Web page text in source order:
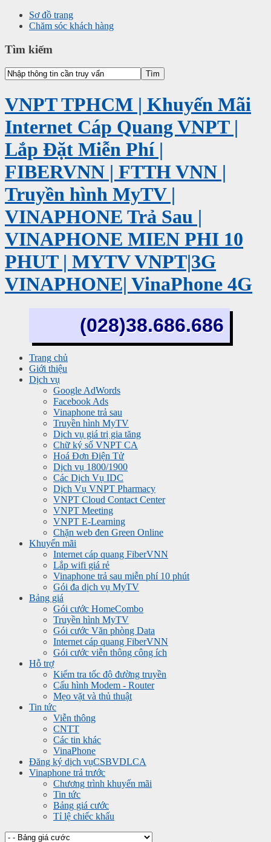
Sơ đồ trang
Chăm sóc khách hàng
Tìm kiếm
VNPT TPHCM | Khuyến Mãi
Internet Cáp Quang VNPT |
Lắp Đặt Miễn Phí |
FIBERVNN | FTTH VNN |
Truyền hình MyTV |
VINAPHONE Trả Sau |
VINAPHONE MIEN PHI 10
PHUT | MYTV VNPT|3G
VINAPHONE| VinaPhone 4G
(028)38.686.686
Trang chủ
Giới thiệu
Dịch vụ
Google AdWords
Facebook Ads
Vinaphone trả sau
Truyền hình MyTV
Dịch vụ giá trị gia tăng
Chữ ký số VNPT CA
Hoá Đơn Điện Tử
Dịch vụ 1800/1900
Các Dịch Vụ IDC
Dịch Vụ VNPT Pharmacy
VNPT Cloud Contact Center
VNPT Meeting
VNPT E-Learning
Chặn web đen Green Online
Khuyến mãi
Internet cáp quang FiberVNN
Lắp wifi giá rẻ
Vinaphone trả sau miễn phí 10 phút
Gói đa dịch vụ MyTV
Bảng giá
Gói cước HomeCombo
Truyền hình MyTV
Gói cước Văn phòng Data
Internet cáp quang FiberVNN
Gói cước viễn thông công ích
Hỗ trợ
Kiểm tra tốc độ đường truyền
Cấu hình Modem - Router
Mẹo vặt và thủ thuật
Tin tức
Viễn thông
CNTT
Các tin khác
VinaPhone
Đăng ký dịch vụCSBVDLCA
Vinaphone trả trước
Chương trình khuyến mãi
Tin tức
Bảng giá cước
Tỉ lệ chiếc khấu